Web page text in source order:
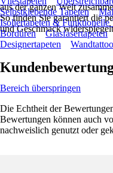
aus der ganzen Welt
So finden Sie garantiert die
und Geschmack
Selbstklebende Tapeten
Isoliertapeten & Funktionelle
Bordüren
Glasfasertapeten
Designertapeten
Bereich überspringen
Die Echtheit der
Bewertungen können auch
nachweislich genutzt oder